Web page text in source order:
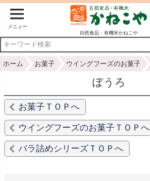
メニュー
自然食品・有機米かねこや
ホーム お菓子 ウイングフーズのお菓子
ぼうろ
お菓子ＴＯＰへ
ウイングフーズのお菓子ＴＯＰへ
バラ詰めシリーズＴＯＰへ